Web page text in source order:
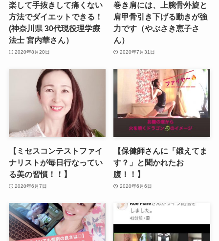
楽して手抜きして痛くない
方法でダイエットできる！
(神奈川県 30代現役理学療
法士 宮内華さん）
2020年8月20日
巻き肩には、上腕骨外旋と
肩甲骨引き下げる動きが強
力です（やぶさき恵子さ
ん）
2020年7月31日
【ミセスコンテストファイ
ナリストが毎日行なってい
る美の習慣！！】
2020年6月7日
【保健師さんに「鍛えてま
す？」と聞かれたお
腹！！】
2020年6月6日